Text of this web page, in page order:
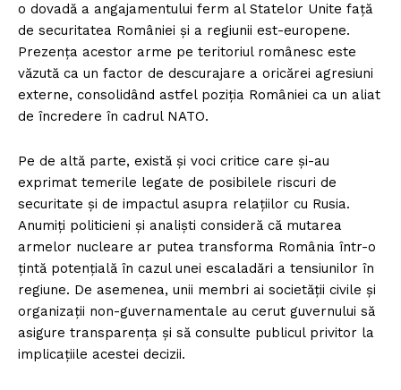
o dovadă a angajamentului ferm al Statelor Unite față
de securitatea României și a regiunii est-europene.
Prezența acestor arme pe teritoriul românesc este
văzută ca un factor de descurajare a oricărei agresiuni
externe, consolidând astfel poziția României ca un aliat
de încredere în cadrul NATO.
Pe de altă parte, există și voci critice care și-au
exprimat temerile legate de posibilele riscuri de
securitate și de impactul asupra relațiilor cu Rusia.
Anumiți politicieni și analiști consideră că mutarea
armelor nucleare ar putea transforma România într-o
țintă potențială în cazul unei escaladări a tensiunilor în
regiune. De asemenea, unii membri ai societății civile și
organizații non-guvernamentale au cerut guvernului să
asigure transparența și să consulte publicul privitor la
implicațiile acestei decizii.